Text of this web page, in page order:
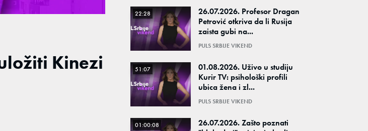
Kinezi
22:28
26.07.2026. Profesor Dragan
Petrović otkriva da li Rusija
zaista gubi na...
PULS SRBIJE VIKEND
51:07
01.08.2026. Uživo u studiju
Kurir TV: psihološki profili
ubica žena i zl...
PULS SRBIJE VIKEND
01:00:08
26.07.2026. Zašto poznati